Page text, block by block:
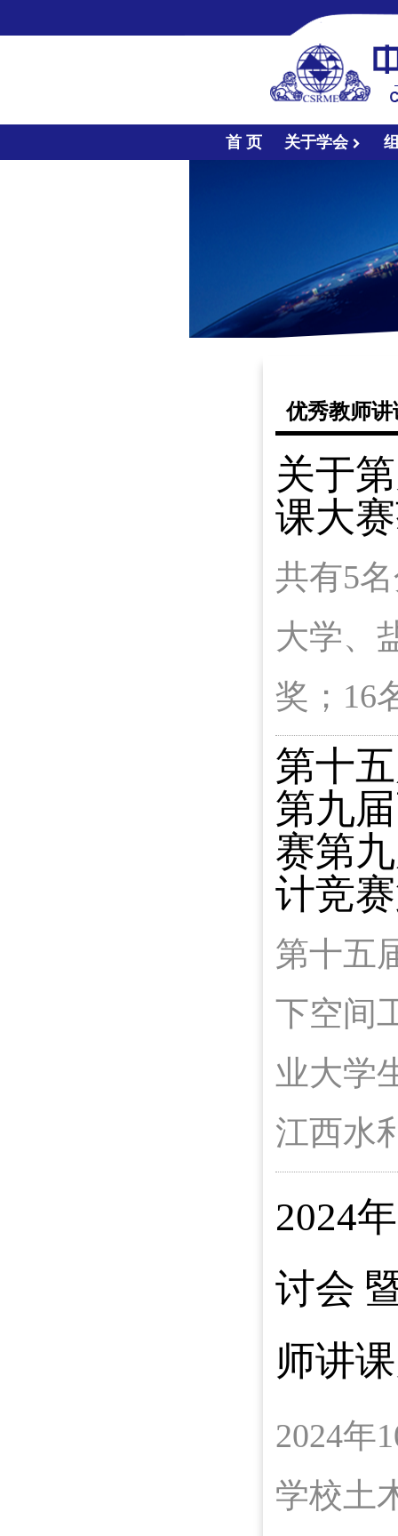
首 页 关于学会
优秀教师讲
关于
课大
共有5
大学、
奖；16
第十
第九
赛第
计竞赛
第十五
下空间
业大学
江西水
2024
讨会
师讲
2024年
学校土